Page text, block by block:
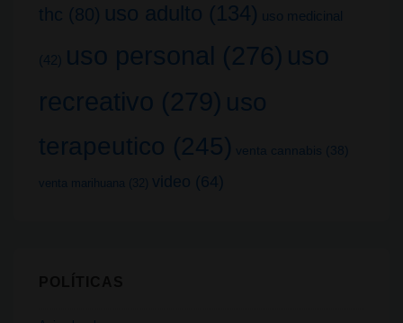
thc (80) uso adulto (134) uso medicinal
(42) uso personal (276) uso
recreativo (279) uso
terapeutico (245) venta cannabis (38)
venta marihuana (32) video (64)